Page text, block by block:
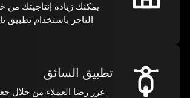
يمكنك زيادة إنتاجيتك
التاجر باستخدام تطبيق
تطبيق السائق
عزز رضا العملاء من خلال